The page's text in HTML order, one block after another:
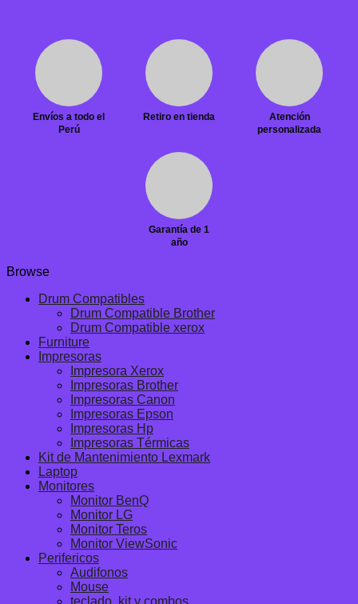
Envíos a todo el
Perú
Retiro en tienda
Atención
personalizada
Garantía de 1
año
Browse
Drum Compatibles
Drum Compatible Brother
Drum Compatible xerox
Furniture
Impresoras
Impresora Xerox
Impresoras Brother
Impresoras Canon
Impresoras Epson
Impresoras Hp
Impresoras Térmicas
Kit de Mantenimiento Lexmark
Laptop
Monitores
Monitor BenQ
Monitor LG
Monitor Teros
Monitor ViewSonic
Perifericos
Audifonos
Mouse
teclado, kit y combos